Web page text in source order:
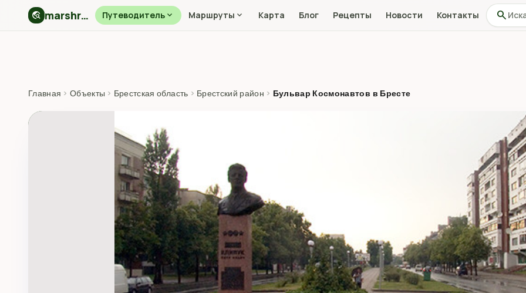
travel_explore marshryt.by Путеводительexpand_more Маршруты expand_more Карта Блог Рецепты Новости Контакты Поиск
search
Главная › Объекты › Брестская область › Брестский район › Бульвар Космонавтов в Бресте